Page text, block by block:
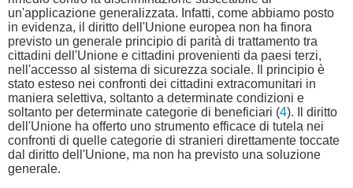
un'applicazione generalizzata. Infatti, come abbiamo posto
in evidenza, il diritto dell'Unione europea non ha finora
previsto un generale principio di parità di trattamento tra
cittadini dell'Unione e cittadini provenienti da paesi terzi,
nell'accesso al sistema di sicurezza sociale. Il principio è
stato esteso nei confronti dei cittadini extracomunitari in
maniera selettiva, soltanto a determinate condizioni e
soltanto per determinate categorie di beneficiari (4). Il diritto
dell'Unione ha offerto uno strumento efficace di tutela nei
confronti di quelle categorie di stranieri direttamente toccate
dal diritto dell'Unione, ma non ha previsto una soluzione
generale.